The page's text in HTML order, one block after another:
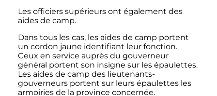
Les officiers supérieurs ont également des
aides de camp.
Dans tous les cas, les aides de camp portent
un cordon jaune identifiant leur fonction.
Ceux en service auprès du gouverneur
général portent son insigne sur les épaulettes.
Les aides de camp des lieutenants-
gouverneurs portent sur leurs épaulettes les
armoiries de la province concernée.